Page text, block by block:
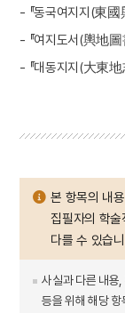
- 『동국여지지(東國
- 『여지도서(輿地圖
- 『대동지지(大東地
본 항목의 내
집필자의 학
다를 수 있습
사실과 다른 내용
등을 위해 해당